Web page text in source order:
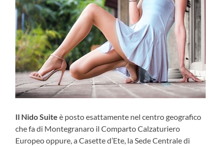
Il Nido Suite è posto esattamente nel centro geografico
che fa di Montegranaro il Comparto Calzaturiero
Europeo oppure, a Casette d’Ete, la Sede Centrale di